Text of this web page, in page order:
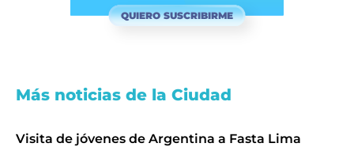
QUIERO SUSCRIBIRME
Más noticias de la Ciudad
Visita de jóvenes de Argentina a Fasta Lima